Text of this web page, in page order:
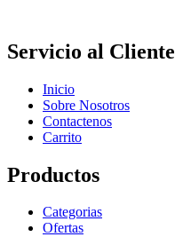
Servicio al Cliente
Inicio
Sobre Nosotros
Contactenos
Carrito
Productos
Categorias
Ofertas